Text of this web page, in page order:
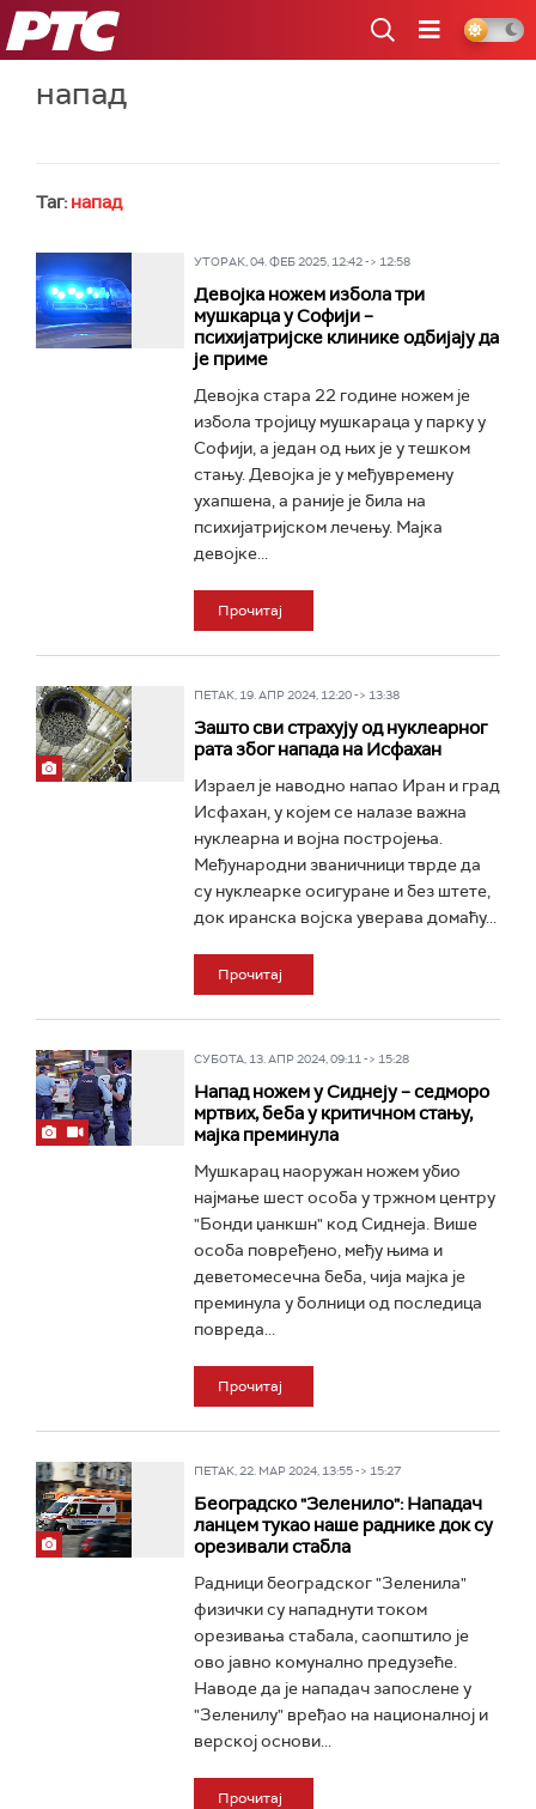
РТС
напад
Таг: напад
УТОРАК, 04. ФЕБ 2025, 12:42 -> 12:58
Девојка ножем избола три
мушкарца у Софији –
психијатријске клинике одбијају да
је приме
Девојка стара 22 године ножем је
избола тројицу мушкараца у парку у
Софији, а један од њих је у тешком
стању. Девојка је у међувремену
ухапшена, а раније је била на
психијатријском лечењу. Мајка
девојке...
Прочитај
ПЕТАК, 19. АПР 2024, 12:20 -> 13:38
Зашто сви страхују од нуклеарног
рата због напада на Исфахан
Израел је наводно напао Иран и град
Исфахан, у којем се налазе важна
нуклеарна и војна постројења.
Међународни званичници тврде да
су нуклеарке осигуране и без штете,
док иранска војска уверава домаћу...
Прочитај
СУБОТА, 13. АПР 2024, 09:11 -> 15:28
Напад ножем у Сиднеју – седморо
мртвих, беба у критичном стању,
мајка преминула
Мушкарац наоружан ножем убио
најмање шест особа у тржном центру
"Бонди џанкшн" код Сиднеја. Више
особа повређено, међу њима и
деветомесечна беба, чија мајка је
преминула у болници од последица
повреда...
Прочитај
ПЕТАК, 22. МАР 2024, 13:55 -> 15:27
Београдско "Зеленило": Нападач
ланцем тукао наше раднике док су
орезивали стабла
Радници београдског "Зеленила"
физички су нападнути током
орезивања стабала, саопштило је
ово јавно комунално предузеће.
Наводе да је нападач запослене у
"Зеленилу" вређао на националној и
верској основи...
Прочитај